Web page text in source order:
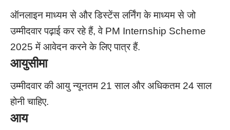
ऑनलाइन माध्यम से और डिस्टेंस लर्निंग के माध्यम से जो
उम्मीदवार पढ़ाई कर रहे हैं, वे PM Internship Scheme
2025 में आवेदन करने के लिए पात्र हैं.
आयुसीमा
उम्मीदवार की आयु न्यूनतम 21 साल और अधिकतम 24 साल
होनी चाहिए.
आय